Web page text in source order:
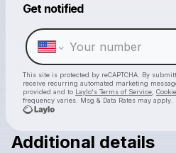
Get notified
This site is protected by reCAPTCHA. By
receive recurring automated marketing
provided and to Laylo's Terms of Service
frequency varies. Msg & Data Rates may apply.
Additional details